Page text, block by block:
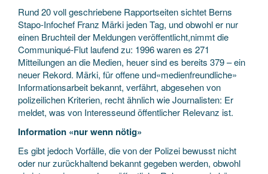
Rund 20 voll geschriebene Rapportseiten sichtet Berns
Stapo-Infochef Franz Märki jeden Tag, und obwohl er nur
einen Bruchteil der Meldungen veröffentlicht,nimmt die
Communiqué-Flut laufend zu: 1996 waren es 271
Mitteilungen an die Medien, heuer sind es bereits 379 – ein
neuer Rekord. Märki, für offene und«medienfreundliche»
Informationsarbeit bekannt, verfährt, abgesehen von
polizeilichen Kriterien, recht ähnlich wie Journalisten: Er
meldet, was von Interesseund öffentlicher Relevanz ist.
Information «nur wenn nötig»
Es gibt jedoch Vorfälle, die von der Polizei bewusst nicht
oder nur zurückhaltend bekannt gegeben werden, obwohl